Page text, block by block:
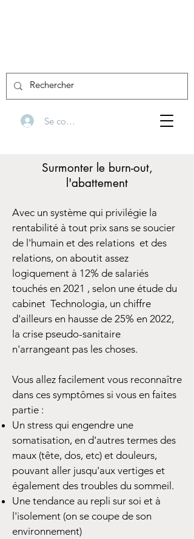
Se connecter
Surmonter le burn-out,
l'abattement
Avec un système qui privilégie la
rentabilité à tout prix sans se soucier
de l'humain et des relations et des
relations, on aboutit assez
logiquement à 12% de salariés
touchés en 2021 , selon une étude du
cabinet Technologia, un chiffre
d'ailleurs en hausse de 25% en 2022,
la crise pseudo-sanitaire
n'arrangeant pas les choses.
Vous allez facilement vous reconnaître
dans ces symptômes si vous en faites
partie :
Un stress qui engendre une
somatisation, en d'autres termes des
maux (tête, dos, etc) et douleurs,
pouvant aller jusqu'aux vertiges et
également des troubles du sommeil.
Une tendance au repli sur soi et à
l'isolement (on se coupe de son
environnement)